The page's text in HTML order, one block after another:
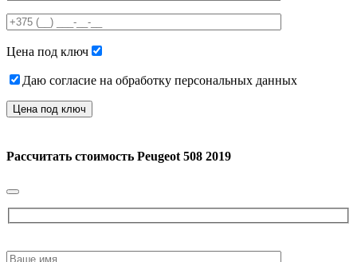
field
empty.
Цена под ключ
Даю согласие на обработку персональных данных
Рассчитать стоимость Peugeot 508 2019
leave